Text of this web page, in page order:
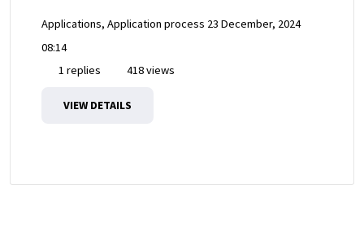
Applications, Application process 23 December, 2024
08:14
1 replies
418 views
VIEW DETAILS